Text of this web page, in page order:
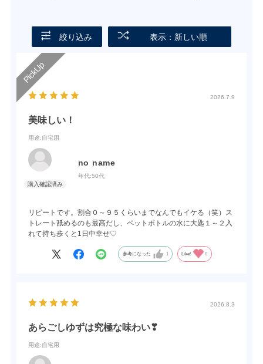
絞り込み 表示：新しい順
2026.7.9
美味しい！
用途:自宅用
no name
年代:50代
リピートです。割合０～９５くらいまでなんでもイケる（笑）ス
トレート舐めるのも最高だし、ペットボトルの水に大匙１～２入
れて持ち歩くと1日中幸せ♡
参考になった 1 Like! 0
2026.8.3
あらごしゆずは究極な味わい❣
用途:自宅用